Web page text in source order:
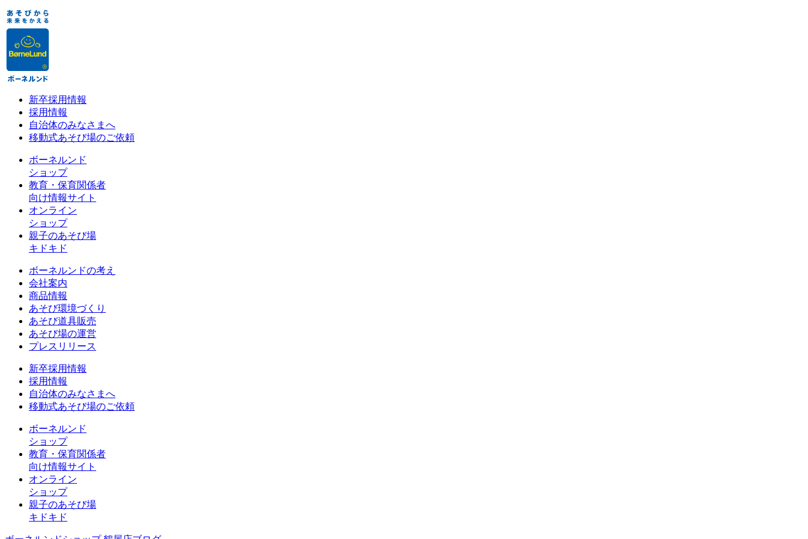
新卒採用情報
採用情報
自治体のみなさまへ
移動式あそび場のご依頼
ボーネルンド
ショップ
教育・保育関係者
向け情報サイト
オンライン
ショップ
親子のあそび場
キドキド
ボーネルンドの考え
会社案内
商品情報
あそび環境づくり
あそび道具販売
あそび場の運営
プレスリリース
新卒採用情報
採用情報
自治体のみなさまへ
移動式あそび場のご依頼
ボーネルンド
ショップ
教育・保育関係者
向け情報サイト
オンライン
ショップ
親子のあそび場
キドキド